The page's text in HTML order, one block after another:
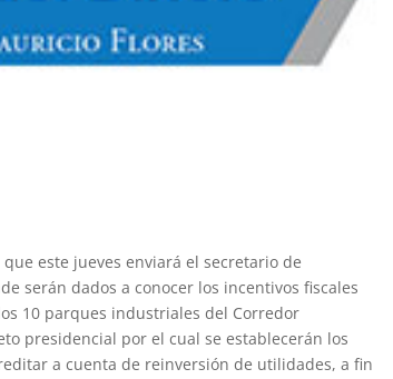
este jueves enviará el secretario de
serán dados a conocer los incentivos fiscales
10 parques industriales del Corredor
presidencial por el cual se establecerán los
a cuenta de reinversión de utilidades, a fin